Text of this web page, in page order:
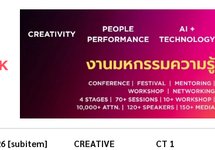
[subitem]
CREATIVE
CT 1